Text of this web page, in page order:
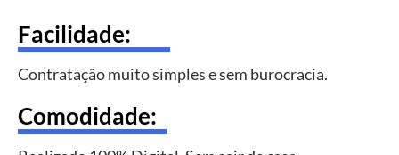
Facilidade:
Contratação muito simples e sem burocracia.
Comodidade: